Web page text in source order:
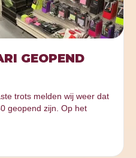
GEOPEND
trots melden wij weer dat
geopend zijn. Op het